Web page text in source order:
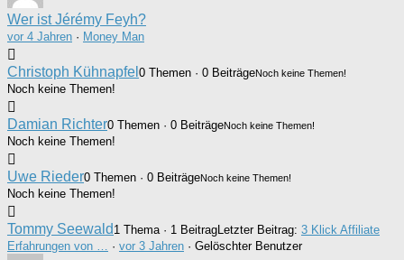
Wer ist Jérémy Feyh?
vor 4 Jahren · Money Man
Christoph Kühnapfel 0 Themen · 0 BeiträgeNoch keine Themen!
Noch keine Themen!
Damian Richter0 Themen · 0 BeiträgeNoch keine Themen!
Noch keine Themen!
Uwe Rieder0 Themen · 0 BeiträgeNoch keine Themen!
Noch keine Themen!
Tommy Seewald 1 Thema · 1 BeitragLetzter Beitrag: 3 Klick Affiliate
Erfahrungen von …
· vor 3 Jahren · Gelöschter Benutzer